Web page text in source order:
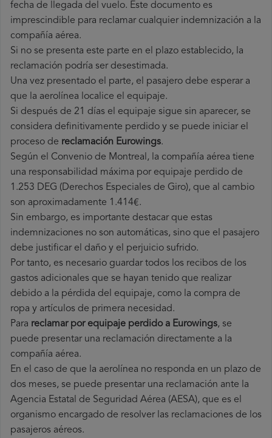
fecha de llegada del vuelo. Este documento es
imprescindible para reclamar cualquier indemnización a la
compañía aérea.
Si no se presenta este parte en el plazo establecido, la
reclamación podría ser desestimada.
Una vez presentado el parte, el pasajero debe esperar a
que la aerolínea localice el equipaje.
Si después de 21 días el equipaje sigue sin aparecer, se
considera definitivamente perdido y se puede iniciar el
proceso de reclamación Eurowings.
Según el Convenio de Montreal, la compañía aérea tiene
una responsabilidad máxima por equipaje perdido de
1.253 DEG (Derechos Especiales de Giro), que al cambio
son aproximadamente 1.414€.
Sin embargo, es importante destacar que estas
indemnizaciones no son automáticas, sino que el pasajero
debe justificar el daño y el perjuicio sufrido.
Por tanto, es necesario guardar todos los recibos de los
gastos adicionales que se hayan tenido que realizar
debido a la pérdida del equipaje, como la compra de
ropa y artículos de primera necesidad.
Para reclamar por equipaje perdido a Eurowings, se
puede presentar una reclamación directamente a la
compañía aérea.
En el caso de que la aerolínea no responda en un plazo de
dos meses, se puede presentar una reclamación ante la
Agencia Estatal de Seguridad Aérea (AESA), que es el
organismo encargado de resolver las reclamaciones de los
pasajeros aéreos.